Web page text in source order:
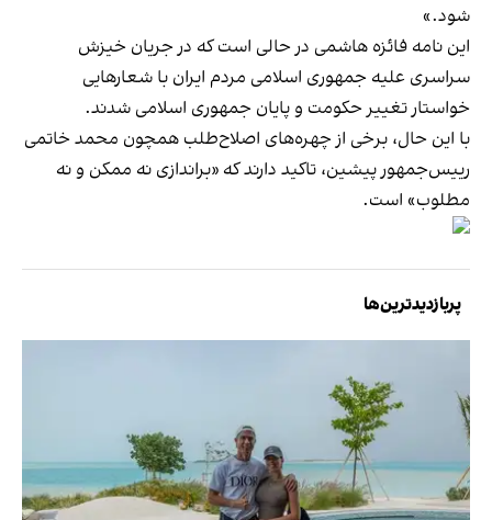
شود.»
این نامه فائزه هاشمی در حالی است که در جریان خیزش
سراسری علیه جمهوری اسلامی مردم ایران با شعارهایی
خواستار تغییر حکومت و پایان جمهوری اسلامی شدند.
با این حال، برخی از چهره‌های اصلاح‌طلب همچون محمد خاتمی
رییس‌جمهور پیشین، تاکید دارند که «براندازی نه ممکن و نه
مطلوب» است.
پربازدیدترین‌ها